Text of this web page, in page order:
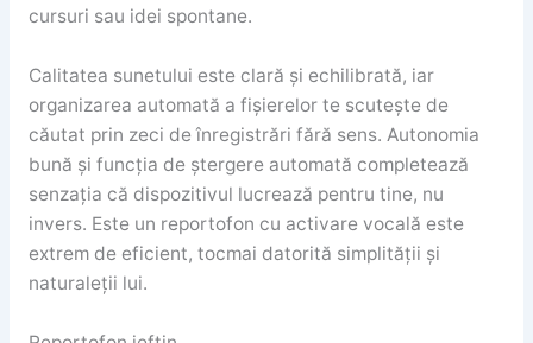
cursuri sau idei spontane.
Calitatea sunetului este clară și echilibrată, iar
organizarea automată a fișierelor te scutește de
căutat prin zeci de înregistrări fără sens. Autonomia
bună și funcția de ștergere automată completează
senzația că dispozitivul lucrează pentru tine, nu
invers. Este un reportofon cu activare vocală este
extrem de eficient, tocmai datorită simplității și
naturaleții lui.